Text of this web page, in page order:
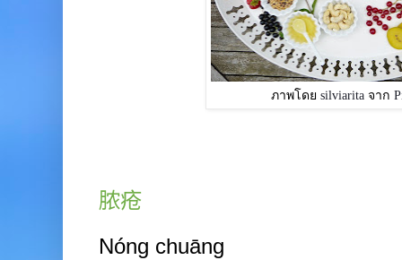
ภาพโดย silviarita จาก
脓疮
Nóng chuāng